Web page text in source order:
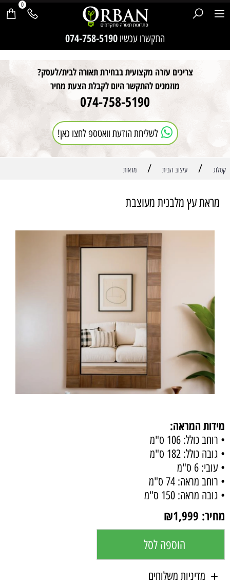
התקשרו עכשיו 074-758-5190
0
צריכים עזרה מקצועית בבחירת תאורה לבית/לעסק?
מוזמנים להתקשר היום לקבלת הצעת מחיר
074-758-5190
לשליחת הודעת וואטספ לחצו כאן!
קטלוג / עיצוב הבית / מראות
מראת עץ מלבנית מעוצבת
מידות המראה:
• רוחב כולל: 106 ס"מ
• גובה כולל: 182 ס"מ
• עובי: 6 ס"מ
• רוחב מראה: 74 ס"מ
• גובה מראה: 150 ס"מ
מחיר: ₪1,999
הוספה לסל
מדיניות משלוחים